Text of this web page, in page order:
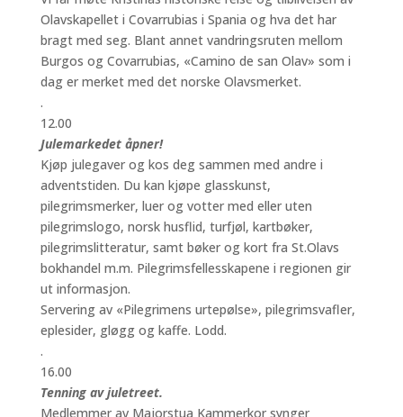
Olavskapellet i Covarrubias i Spania og hva det har
bragt med seg. Blant annet vandringsruten mellom
Burgos og Covarrubias, «Camino de san Olav» som i
dag er merket med det norske Olavsmerket.
.
12.00
Julemarkedet åpner!
Kjøp julegaver og kos deg sammen med andre i
adventstiden. Du kan kjøpe glasskunst,
pilegrimsmerker, luer og votter med eller uten
pilegrimslogo, norsk husflid, turfjøl, kartbøker,
pilegrimslitteratur, samt bøker og kort fra St.Olavs
bokhandel m.m. Pilegrimsfellesskapene i regionen gir
ut informasjon.
Servering av «Pilegrimens urtepølse», pilegrimsvafler,
eplesider, gløgg og kaffe. Lodd.
.
16.00
Tenning av juletreet.
Medlemmer av Majorstua Kammerkor synger